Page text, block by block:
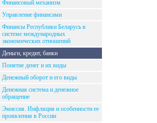
Финансовый механизм
Управление финансами
Финансы Республики Беларусь в
системе международных
экономических отношений
Деньги, кредит, банки
Понятие денег и их виды
Денежный оборот и его виды
Денежная система и денежное
обращение
Эмиссия. Инфляция и особенности ее
проявления в России